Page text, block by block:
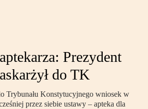
Prezydent
do TK
Trybunału Konstytucyjnego wniosek w
przez siebie ustawy – apteka dla